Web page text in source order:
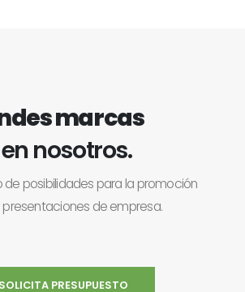
marcas
nosotros.
de posibilidades para la promoción
de empresa.
SOLICITA PRESUPUESTO